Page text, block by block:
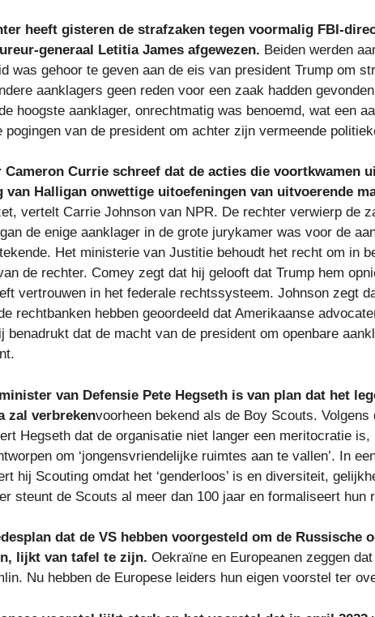
heeft gisteren de strafzaken tegen voormalig FBI-
generaal Letitia James afgewezen. Beiden werden
was gehoor te geven aan de eis van president Trump om
aanklagers geen reden voor een zaak hadden
hoogste aanklager, onrechtmatig was benoemd, wat een
pogingen van de president om achter zijn vermeende
Cameron Currie schreef dat de acties die voortkwamen
van Halligan onwettige uitoefeningen van uitvoerende
vertelt Carrie Johnson van NPR. De rechter verwierp de
de enige aanklager in de grote jurykamer was voor de
Het ministerie van Justitie behoudt het recht om in
de rechter. Comey zegt dat hij gelooft dat Trump hem
vertrouwen in het federale rechtssysteem. Johnson zegt
rechtbanken hebben geoordeeld dat Amerikaanse
benadrukt dat de macht van de president om openbare
van Defensie Pete Hegseth is van plan dat het
zal verbrekenvoorheen bekend als de Boy Scouts. Volgens
Hegseth dat de organisatie niet langer een meritocratie
om ‘jongensvriendelijke ruimtes aan te vallen’. In
hij Scouting omdat het ‘genderloos’ is en diversiteit,
steunt de Scouts al meer dan 100 jaar en formaliseert hun
dat de VS hebben voorgesteld om de Russische
lijkt van tafel te zijn. Oekraïne en Europeanen zeggen
Nu hebben de Europese leiders hun eigen voorstel ter